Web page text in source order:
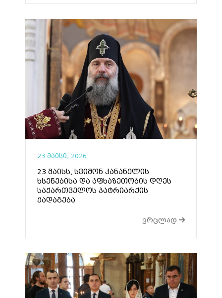
23 მაისი, 2026
23 მაისს, სვიმონ კანანელის
ხსენებისა და აფხაზეთობის დღეს
საქართველოს პატრიარქის
ქადაგება
ვრცლად